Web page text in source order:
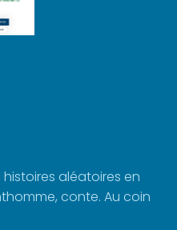
histoires aléatoires en
conte. Au coin